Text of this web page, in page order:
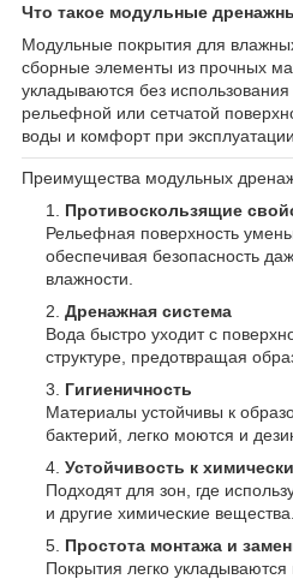
Что такое модульные
Модульные покрытия для
сборные элементы из прочных
укладываются без
рельефной или сетчатой
воды и комфорт при эксплуатации.
Преимущества модульных
Противоскользящие
Рельефная поверхность
обеспечивая безопасность
влажности.
Дренажная система
Вода быстро уходит с
структуре, предотвращая
Гигиеничность
Материалы устойчивы к
бактерий, легко моются и
Устойчивость к
Подходят для зон, где
и другие химические вещества.
Простота монтажа и
Покрытия легко